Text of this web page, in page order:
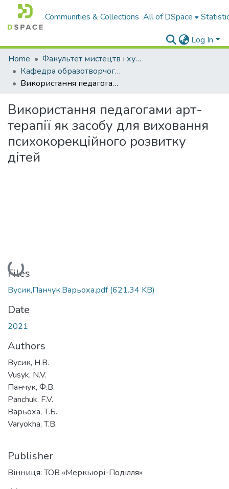
Communities & Collections All of DSpace
Log In
Home
Факультет мистецтв і художньо-освітніх технологій
Кафедра образотворчого, декоративного мистецтва, технологій і безпеки життєдіяльності
Використання педагогами арт-терапії як засобу для виховання психокорекційного розвитку дітей
Використання педагогами арт-
терапії як засобу для виховання
психокорекційного розвитку
дітей
Loading...
Files
Вусик,Панчук,Варьоха.pdf(621.34 KB)
Date
2021
Authors
Вусик, Н.В.
Vusyk, N.V.
Панчук, Ф.В.
Panchuk, F.V.
Варьоха, Т.Б.
Varyokha, T.B.
Publisher
Вінниця: ТОВ «Меркьюрі-Поділля»